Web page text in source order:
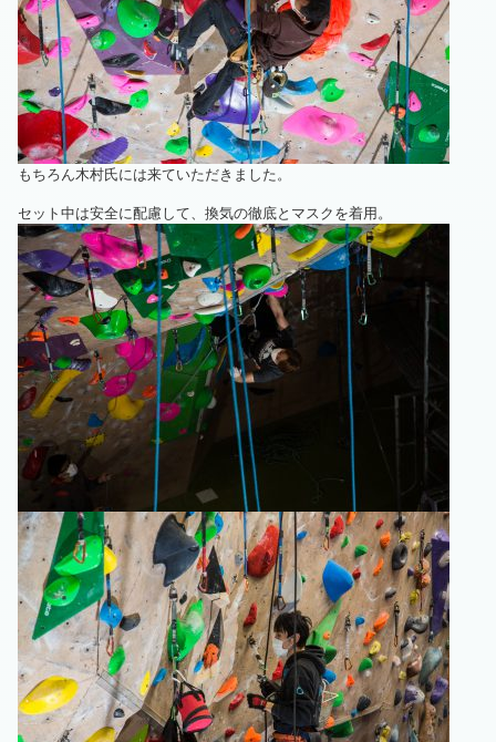
もちろん木村氏には来ていただきました。
セット中は安全に配慮して、換気の徹底とマスクを着用。